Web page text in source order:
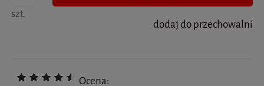
szt.
dodaj do przechowalni
Ocena: